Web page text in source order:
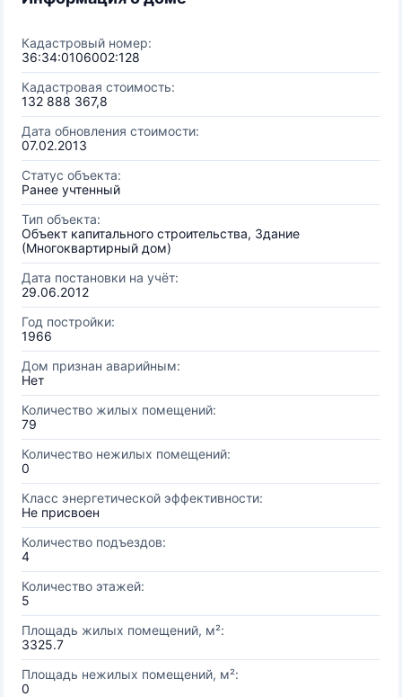
Кадастровый номер:
36:34:0106002:128
Кадастровая стоимость:
132 888 367,8
Дата обновления стоимости:
07.02.2013
Статус объекта:
Ранее учтенный
Тип объекта:
Объект капитального строительства, Здание
(Многоквартирный дом)
Дата постановки на учёт:
29.06.2012
Год постройки:
1966
Дом признан аварийным:
Нет
Количество жилых помещений:
79
Количество нежилых помещений:
0
Класс энергетической эффективности:
Не присвоен
Количество подъездов:
4
Количество этажей:
5
Площадь жилых помещений, м²:
3325.7
Площадь нежилых помещений, м²:
0